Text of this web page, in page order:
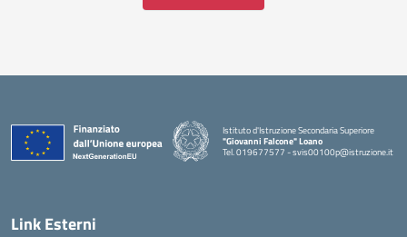
Istituto d'Istruzione Secondaria Superiore
"Giovanni Falcone" Loano
Tel. 019677577 - svis00100p@istruzione.it
— Visita la pagina iniziale della scuola
Link Esterni